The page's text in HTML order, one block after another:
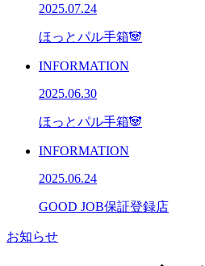
2025.07.24
ほっとパル手箱🐼
INFORMATION
2025.06.30
ほっとパル手箱🐼
INFORMATION
2025.06.24
GOOD JOB保証登録店
お知らせ